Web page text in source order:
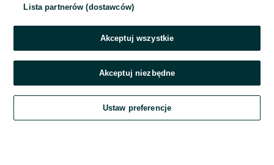
Zadzwoń / SMS
Szukaj Obserwujesz Dodaj Czat Konto
Lista partnerów (dostawców)
Akceptuj wszystkie
Akceptuj niezbędne
Ustaw preferencje